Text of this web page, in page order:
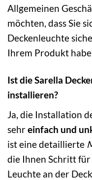
Allgemeinen
möchten, dass Sie
Deckenleuchte
Ihrem Produkt
Ist die Sarella
installieren?
Ja, die Installation
sehreinfach und
ist eine detaillierte
die Ihnen Schritt
Leuchte an der